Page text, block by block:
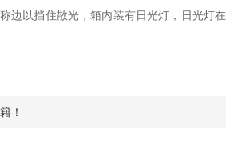
以挡住散光，箱内装有日光灯，日光灯
！